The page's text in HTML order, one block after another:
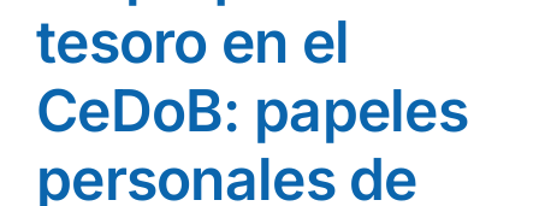
tesoro en el
CeDoB: papeles
personales de